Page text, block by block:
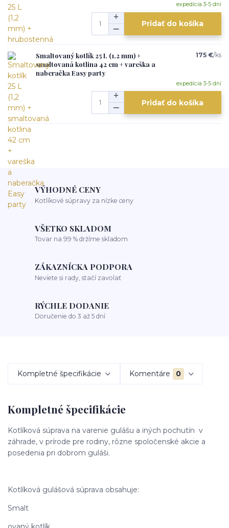
expedícia 3-5 dní
Pridať do košíka
Smaltovaný kotlík 25 L (1,2 mm) +
smaltovaná kotlina 42 cm + vareška a
naberačka Easy party
175 €/ks
expedícia 3-5 dní
Pridať do košíka
VÝHODNÉ CENY
Kotlíkové súpravy za nízke ceny
VŠETKO SKLADOM
Tovar na 99 % držíme skladom
ZÁKAZNÍCKA PODPORA
Neviete si rady, stačí zavolať
RÝCHLE DODANIE
Doručenie do 3 až 5 dní
Kompletné špecifikácie Komentáre 0
Kompletné špecifikácie
Kotlíková súprava na varenie gulášu a iných pochutín v
záhrade, v prírode pre rodiny, rôzne spoločenské akcie a
posedenia pri dobrom guláši.
Kotlíková gulášová súprava obsahuje:
Smalt